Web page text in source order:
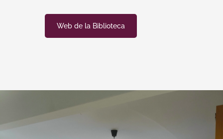
Web de la Biblioteca